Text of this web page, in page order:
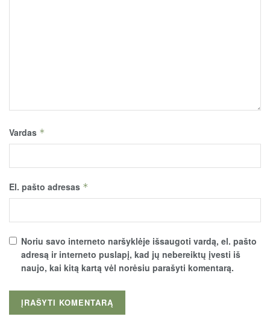
Vardas *
El. pašto adresas *
Noriu savo interneto naršyklėje išsaugoti vardą, el. pašto
adresą ir interneto puslapį, kad jų nebereiktų įvesti iš
naujo, kai kitą kartą vėl norėsiu parašyti komentarą.